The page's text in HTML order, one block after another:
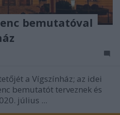
bemutatóval
a Vígszínház; az idei
bemutatót terveznek és
július ...